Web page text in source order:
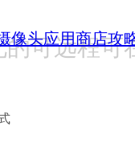
像头应用商店攻
的可远程